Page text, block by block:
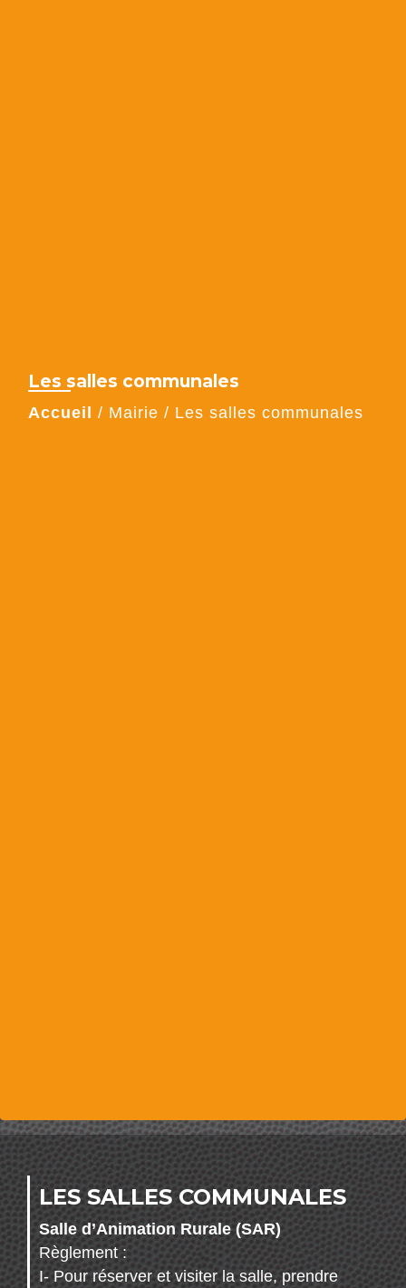
Les salles communales
Accueil / Mairie / Les salles communales
LES SALLES COMMUNALES
Salle d’Animation Rurale (SAR)
Règlement :
I- Pour réserver et visiter la salle, prendre